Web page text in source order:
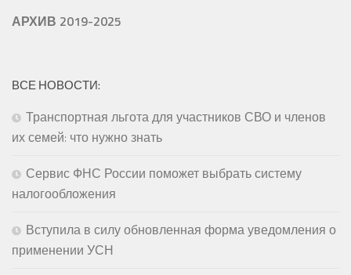
АРХИВ 2019-2025
ВСЕ НОВОСТИ:
Транспортная льгота для участников СВО и членов
их семей: что нужно знать
Сервис ФНС России поможет выбрать систему
налогообложения
Вступила в силу обновленная форма уведомления о
применении УСН